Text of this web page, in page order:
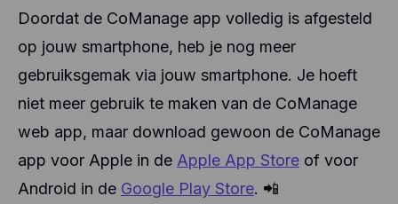
Doordat de CoManage app volledig is afgesteld
op jouw smartphone, heb je nog meer
gebruiksgemak via jouw smartphone. Je hoeft
niet meer gebruik te maken van de CoManage
web app, maar download gewoon de CoManage
app voor Apple in de Apple App Store of voor
Android in de Google Play Store. 📲